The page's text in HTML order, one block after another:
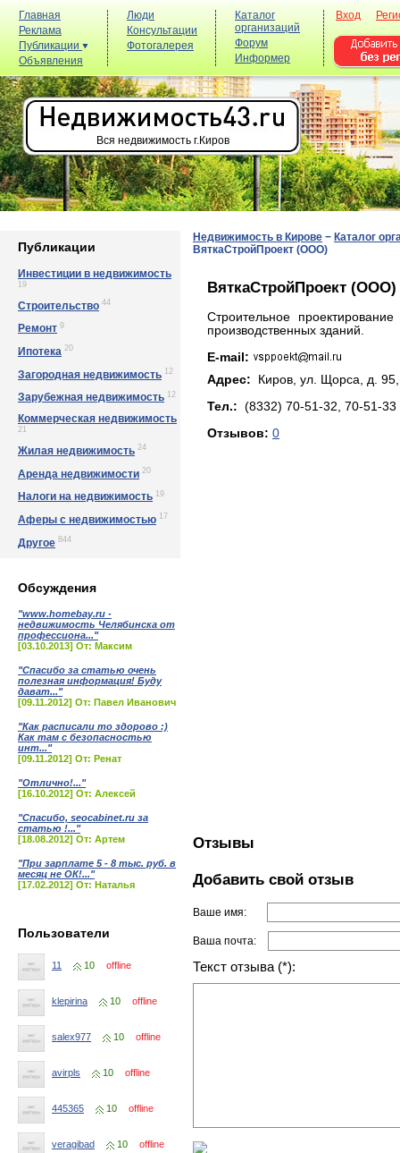
Главная
Реклама
Публикации
Объявления
Люди
Консультации
Фотогалерея
Каталог
организаций
Форум
Информер
Вход
Вся недвижимость г.Киров
Публикации
Инвестиции в недвижимость
19
Строительство 44
Ремонт 9
Ипотека 20
Загородная недвижимость 12
Зарубежная недвижимость 12
Коммерческая недвижимость
21
Жилая недвижимость 24
Аренда недвижимости 20
Налоги на недвижимость 19
Аферы с недвижимостью 17
Другое 844
Обсуждения
"www.homebay.ru -
недвижимость Челябинска от
профессиона..."
[03.10.2013] От: Максим
"Спасибо за статью очень
полезная информация! Буду
дават..."
[09.11.2012] От: Павел Иванович
"Как расписали то здорово :)
Как там с безопасностью
инт..."
[09.11.2012] От: Ренат
"Отлично!..."
[16.10.2012] От: Алексей
"Спасибо, seocabinet.ru за
статью !..."
[18.08.2012] От: Артем
"При зарплате 5 - 8 тыс. руб. в
месяц не ОК!..."
[17.02.2012] От: Наталья
Пользователи
11 10 offline
klepirina 10 offline
salex977 10 offline
avirpls 10 offline
445365 10 offline
veragibad 10 offline
Недвижимость в Кирове − Каталог
ВяткаСтройПроект (ООО)
ВяткаСтройПроект (ООО)
Строительное
производственных зданий.
E-mail:
Адрес: Киров, yл. Щopca, д.
Тел.: (8332) 70-51-32, 70-51-33
Отзывов: 0
Отзывы
Добавить свой отзыв
Ваше имя:
Ваша почта:
Текст отзыва (*):